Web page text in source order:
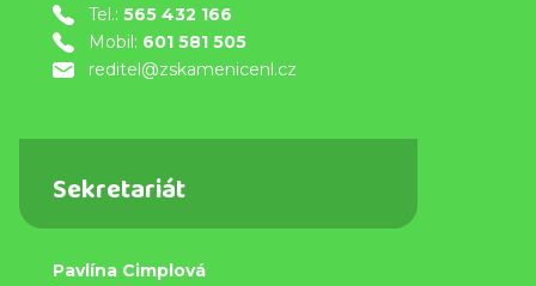
Tel.: 565 432 166
Mobil: 601 581 505
reditel@zskamenicenl.cz
Sekretariát
Pavlína Cimplová